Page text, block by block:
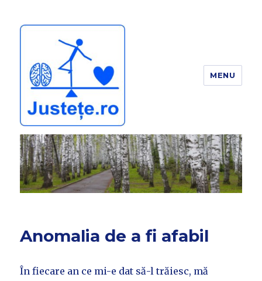
JUSTEȚE
MENU
Anomalia de a fi afabil
În fiecare an ce mi-e dat să-l trăiesc, mă